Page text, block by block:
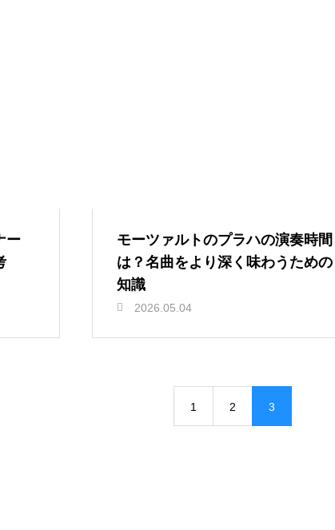
ー
モーツァルトのプラハの演奏時間
は？名曲をより深く味わうための
知識
2026.05.04
1 2 3